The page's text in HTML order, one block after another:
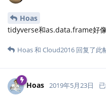
Hoas
tidyverse和as.data.frame好
Hoas和 Cloud2016 回复了此
Hoas 2019年5月23日